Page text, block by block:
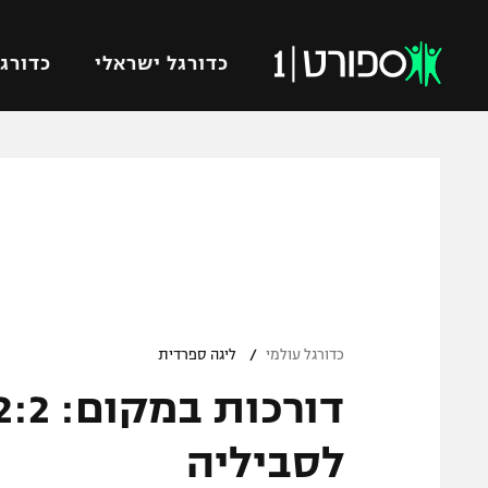
כדורגל ישראלי
ברחבה
"מעל הליגה" – פודקאסט
"מחצית בשכונה" – פודקאסט
מכבי
כדורגל עולמי / ליגה ספרדית
לסביליה